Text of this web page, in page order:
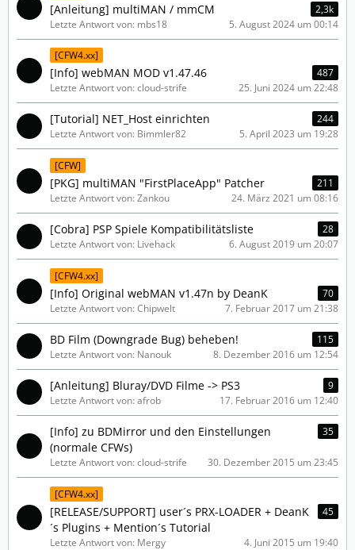
[Anleitung] multiMAN / mmCM
2,3k
Letzte Antwort von: mbs18
5. August 2024 um 00:14
[CFW4.xx]
[Info] webMAN MOD v1.47.46
487
Letzte Antwort von: cloud-strife
25. Juni 2024 um 22:48
[Tutorial] NET_Host einrichten
244
Letzte Antwort von: Bimmler82
5. April 2023 um 19:28
[CFW]
[PKG] multiMAN "FirstPlaceApp" Patcher
211
Letzte Antwort von: Zankou
24. März 2021 um 08:16
[Cobra] PSP Spiele Kompatibilitätsliste
28
Letzte Antwort von: Livehack
6. August 2019 um 20:07
[CFW4.xx]
[Info] Original webMAN v1.47n by DeanK
70
Letzte Antwort von: Chipwelt
7. Februar 2017 um 21:38
BD Film (Downgrade Bug) beheben!
115
Letzte Antwort von: Nanouk
8. Dezember 2016 um 12:54
[Anleitung] Bluray/DVD Filme -> PS3
9
Letzte Antwort von: afrob
17. Februar 2016 um 12:40
[Info] zu BDMirror und den Einstellungen
(normale CFWs)
35
Letzte Antwort von: cloud-strife 30. Dezember 2015 um 23:45
[CFW4.xx]
[RELEASE/SUPPORT] user´s PRX-LOADER + DeanK
´s Plugins + Mention´s Tutorial
45
Letzte Antwort von: Mergy 4. Juni 2015 um 19:40